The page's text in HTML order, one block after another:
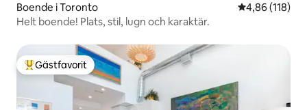
Boende i Toronto 4,86 av 5 i
4,86 (118)
Helt boende! Plats, stil, lugn och karaktär.
Populär gästfavorit
Gästfavorit